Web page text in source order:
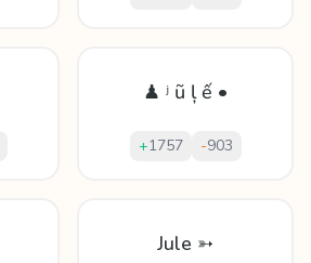
♟ ʲ ũ ļ ế •
+1757 -903
Jule ➳